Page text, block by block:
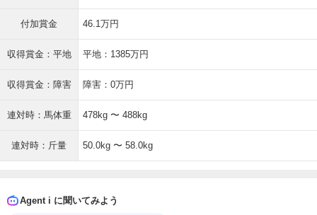
付加賞金 46.1万円
収得賞金：平地 平地：1385万円
収得賞金：障害 障害：0万円
連対時：馬体重 478kg 〜 488kg
連対時：斤量 50.0kg 〜 58.0kg
Agent i に聞いてみよう